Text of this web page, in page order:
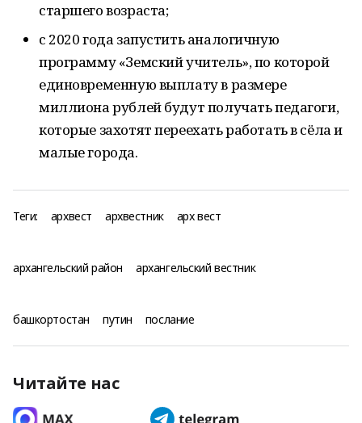
старшего возраста;
с 2020 года запустить аналогичную
программу «Земский учитель», по которой
единовременную выплату в размере
миллиона рублей будут получать педагоги,
которые захотят переехать работать в сёла и
малые города.
Теги: архвест архвестник арх вест
архангельский район архангельский вестник
башкортостан путин послание
Читайте нас